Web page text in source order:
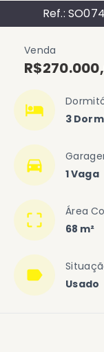
Ref.:
Venda
3
1 Vaga
Área
68 m²
Usado